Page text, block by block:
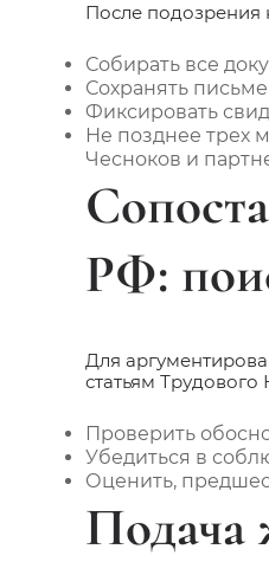
После подозрения
Собирать все
Сохранять
Фиксировать
Не позднее трех
Чесноков и
РФ:
Для
статьям Трудового
Проверить
Убедиться в
Оценить,
Подача